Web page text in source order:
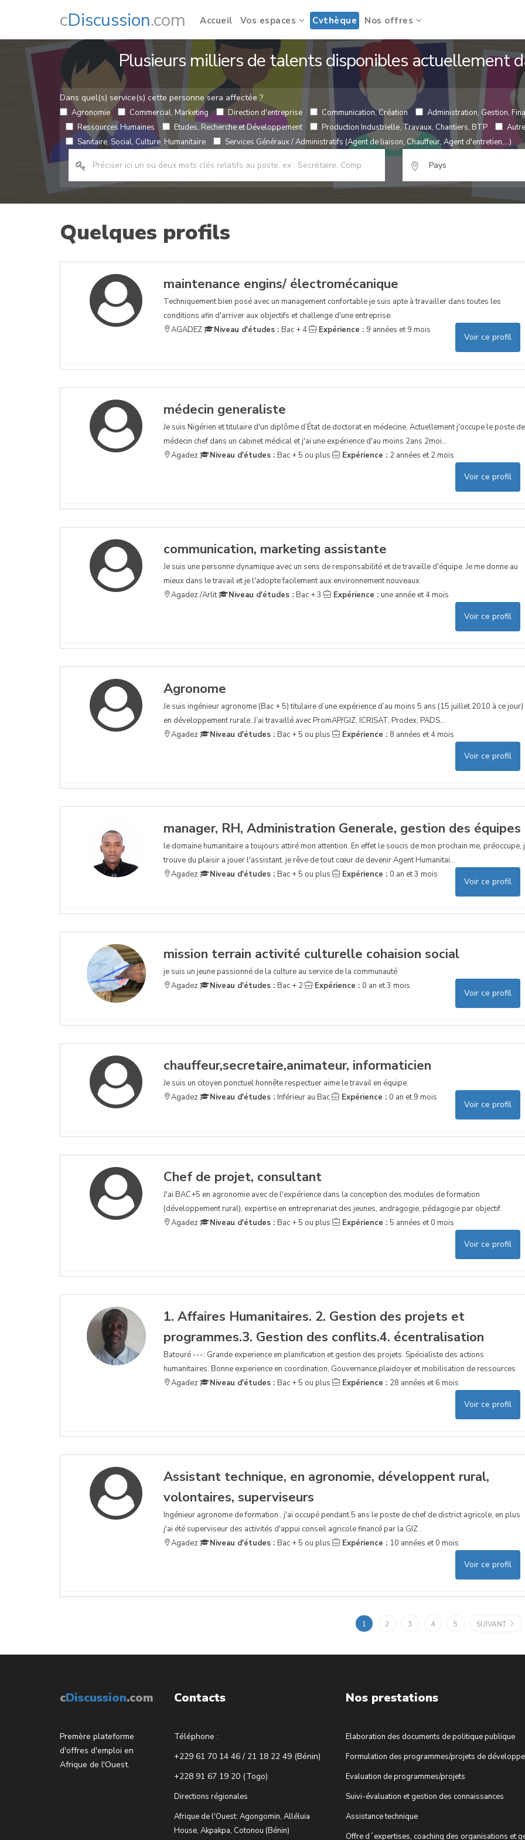
cDiscussion.com Accueil Vos espaces Cvthèque Nos offres
Plusieurs milliers de talents disponibles actuellement
Dans quel(s) service(s) cette personne sera affectée ?
Agronomie Commercial, Marketing Direction d'entreprise Communication, Création
Administration, Gestion,
Ressources Humaines
Etudes, Recherche et Développement Production Industrielle, Travaux, Chantiers, BTP
Sanitaire, Social, Culture, Humanitaire
Services Généraux / Administratifs (Agent de liaison, Chauffeur, Agent d'entretien,...)
Quelques profils
maintenance engins/ électromécanique
Techniquement bien posé avec un management confortable je suis apte à travailler dans toutes les
conditions afin d'arriver aux objectifs et challenge d'une entreprise.
AGADEZ
Niveau d'études : Bac + 4 Expérience : 9 années et 9 mois
Voir ce profil
médecin generaliste
Je suis Nigérien et titulaire d'un diplôme d’État de doctorat en médecine. Actuellement j'occupe le poste de
médecin chef dans un cabinet médical et j'ai une expérience d'au moins 2ans 2moi...
Agadez
Niveau d'études : Bac + 5 ou plus Expérience : 2 années et 2 mois
Voir ce profil
communication, marketing assistante
Je suis une personne dynamique avec un sens de responsabilité et de travaille d'équipe. Je me donne au
mieux dans le travail et je l'adopte facilement aux environnement nouveaux
Agadez /Arlit
Niveau d'études : Bac + 3 Expérience : une année et 4 mois
Voir ce profil
Agronome
Je suis ingénieur agronome (Bac + 5) titulaire d’une expérience d’au moins 5 ans (15 juillet 2010 à ce jour)
en développement rurale. J’ai travaillé avec PromAP/GIZ, ICRISAT, Prodex, PADS...
Agadez
Niveau d'études : Bac + 5 ou plus Expérience : 8 années et 4 mois
Voir ce profil
manager, RH, Administration Generale, gestion des équipes
le domaine humanitaire a toujours attiré mon attention. En effet le soucis de mon prochain me, préoccupe,
trouve du plaisir a jouer l'assistant. je rêve de tout cœur de devenir Agent Humanitai...
Agadez
Niveau d'études : Bac + 5 ou plus Expérience : 0 an et 3 mois
Voir ce profil
mission terrain activité culturelle cohaision social
je suis un jeune passionné de la culture au service de la communauté
Agadez
Niveau d'études : Bac + 2 Expérience : 0 an et 3 mois
Voir ce profil
chauffeur,secretaire,animateur, informaticien
Je suis un citoyen ponctuel honnête respectuer aime le travail en équipe.
Agadez
Niveau d'études : Inférieur au Bac Expérience : 0 an et 9 mois
Voir ce profil
Chef de projet, consultant
J'ai BAC+5 en agronomie avec de l'expérience dans la conception des modules de formation
(développement rural), expertise en entreprenariat des jeunes, andragogie, pédagogie par objectif.
Agadez
Niveau d'études : Bac + 5 ou plus Expérience : 5 années et 0 mois
Voir ce profil
1. Affaires Humanitaires. 2. Gestion des projets et
programmes.3. Gestion des conflits.4. écentralisation
Batouré ---: Grande experience en planification et gestion des projets. Spécialiste des actions
humanitaires. Bonne experience en coordination, Gouvernance,plaidoyer et mobilisation de ressources
Agadez
Niveau d'études : Bac + 5 ou plus Expérience : 28 années et 6 mois
Voir ce profil
Assistant technique, en agronomie, développent rural,
volontaires, superviseurs
Ingénieur agronome de formation , j'ai occupé pendant 5 ans le poste de chef de district agricole, en plus
j'ai été superviseur des activités d'appui conseil agricole financé par la GIZ .
Agadez
Niveau d'études : Bac + 5 ou plus Expérience : 10 années et 0 mois
Voir ce profil
1 2 3 4 5 SUIVANT
cDiscussion.com
Premère plateforme
d'offres d'emploi en
Afrique de l'Ouest.
Contacts
Téléphone :
+229 61 70 14 46 / 21 18 22 49 (Bénin)
+228 91 67 19 20 (Togo)
Directions régionales
Afrique de l'Ouest: Agongomin, Alléluia
House, Akpakpa, Cotonou (Bénin)
Nos prestations
Elaboration des documents de politique publique
Formulation des programmes/projets de
Evaluation de programmes/projets
Suivi-évaluation et gestion des connaissances
Assistance technique
Offre d´expertises, coaching des organisations et